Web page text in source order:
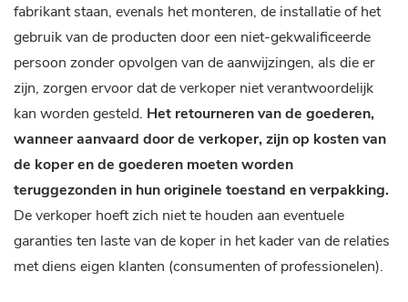
fabrikant staan, evenals het monteren, de installatie of het
gebruik van de producten door een niet-gekwalificeerde
persoon zonder opvolgen van de aanwijzingen, als die er
zijn, zorgen ervoor dat de verkoper niet verantwoordelijk
kan worden gesteld. Het retourneren van de goederen,
wanneer aanvaard door de verkoper, zijn op kosten van
de koper en de goederen moeten worden
teruggezonden in hun originele toestand en verpakking.
De verkoper hoeft zich niet te houden aan eventuele
garanties ten laste van de koper in het kader van de relaties
met diens eigen klanten (consumenten of professionelen).